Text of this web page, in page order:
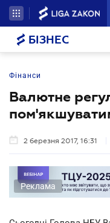
БІЗНЕС
Фінанси
Валютне
2 березня 2017, 16:31
Реклама